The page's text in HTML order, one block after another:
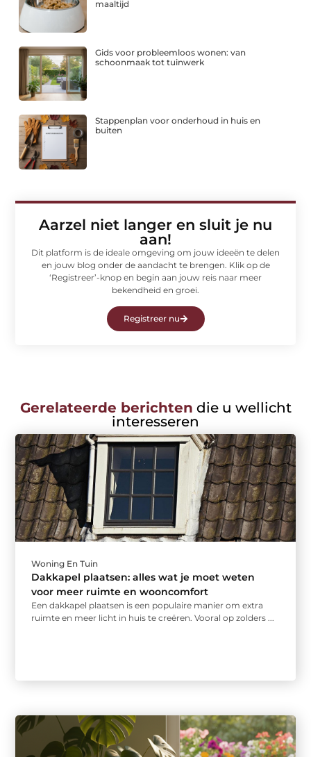
maaltijd
Gids voor probleemloos wonen: van
schoonmaak tot tuinwerk
Stappenplan voor onderhoud in huis en
buiten
Aarzel niet langer en sluit je nu
aan!
Dit platform is de ideale omgeving om jouw ideeën te delen
en jouw blog onder de aandacht te brengen. Klik op de
‘Registreer’-knop en begin aan jouw reis naar meer
bekendheid en groei.
Registreer nu
Gerelateerde berichten die u wellicht
interesseren
Woning En Tuin
Dakkapel plaatsen: alles wat je moet weten
voor meer ruimte en wooncomfort
Een dakkapel plaatsen is een populaire manier om extra
ruimte en meer licht in huis te creëren. Vooral op zolders ...